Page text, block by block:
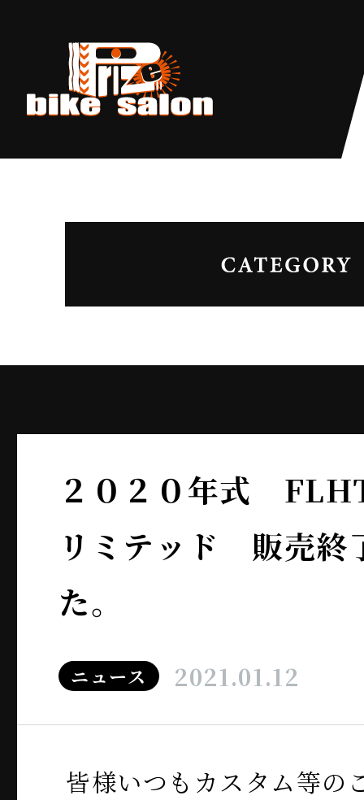
２０２０年式
リミテッド 販売終
た。
ニュース 2021.01.12
皆様いつもカスタム等の